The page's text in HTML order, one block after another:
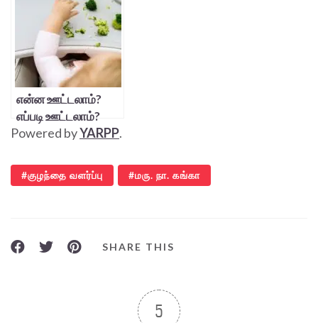
என்ன ஊட்டலாம்?
எப்படி ஊட்டலாம்?
Powered byYARPP.
குழந்தை வளர்ப்பு மரு. நா. கங்கா
SHARE THIS
5